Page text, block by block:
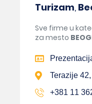
Turizam,
Sve firme u
za mesto
Terazije
+381 11